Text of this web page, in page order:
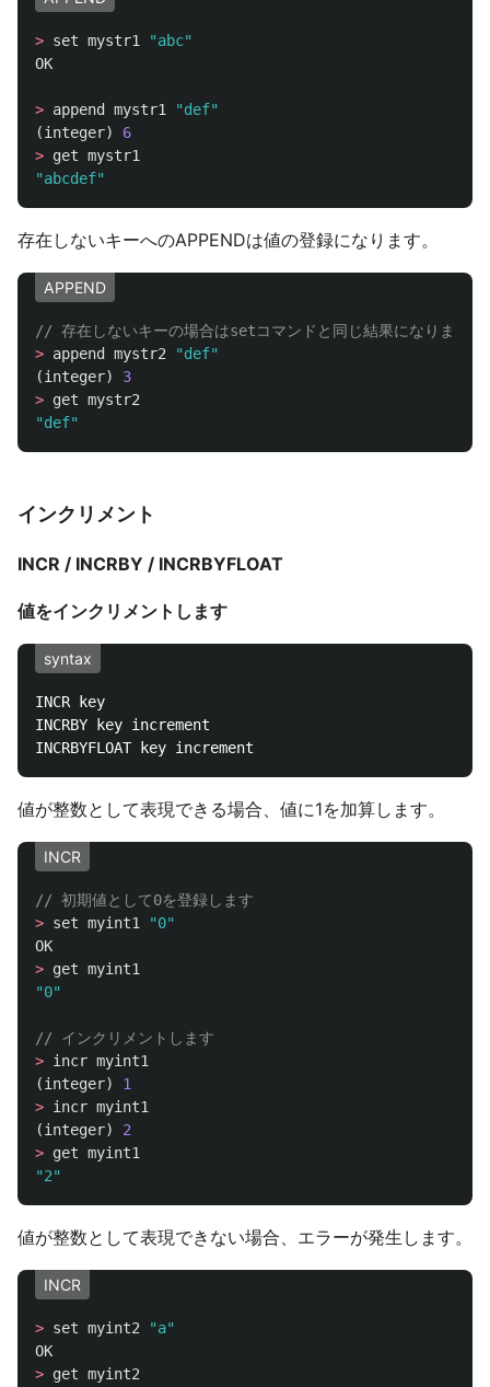
> set mystr1
"abc"
OK
> append mystr1
"def"
(integer)
6
> get mystr1
"abcdef"
存在しないキーへのAPPENDは値の登録になります。
APPEND
// 存在しないキーの場合はsetコマンドと同じ結果になります
> append mystr2
"def"
(integer)
3
> get mystr2
"def"
インクリメント
INCR / INCRBY / INCRBYFLOAT
値をインクリメントします
syntax
INCR key
INCRBY key increment
値が整数として表現できる場合、値に1を加算します。
INCR
// 初期値として0を登録します
> set myint1
"0"
OK
> get myint1
"0"
// インクリメントします
> incr myint1
(integer)
1
> incr myint1
(integer)
2
> get myint1
"2"
値が整数として表現できない場合、エラーが発生します。
INCR
> set myint2
"a"
OK
> get myint2